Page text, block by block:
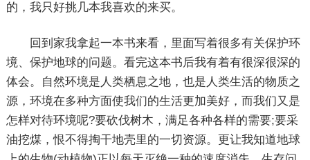
的，我只好挑几本我喜欢的来买。
回到家我拿起一本书来看，里面写着很多有关保护环
境、保护地球的问题。看完这本书后我有着有很深很深的
体会。自然环境是人类栖息之地，也是人类生活的物质之
源，环境在多种方面使我们的生活更加美好，而我们又是
怎样对待环境呢?要砍伐树木，满足各种各样的需要;要采
油挖煤，恨不得掏干地壳里的一切资源。更让我知道地球